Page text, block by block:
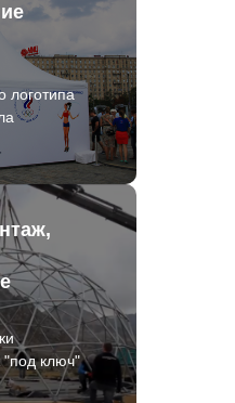
логотипа
ключ"